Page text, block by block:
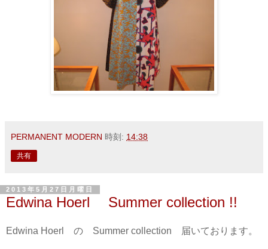
PERMANENT MODERN 時刻: 14:38
共有
2013年5月27日月曜日
Edwina Hoerl Summer collection !!
Edwina Hoerl の Summer collection 届いております。